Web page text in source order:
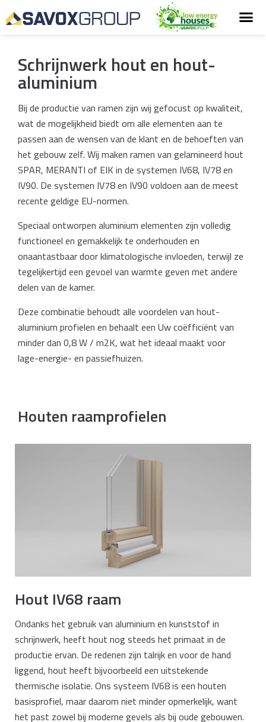
Schrijnwerk hout en hout-
aluminium
Bij de productie van ramen zijn wij gefocust op kwaliteit,
wat de mogelijkheid biedt om alle elementen aan te
passen aan de wensen van de klant en de behoeften van
het gebouw zelf. Wij maken ramen van gelamineerd hout
SPAR, MERANTI of EIK in de systemen IV68, IV78 en
IV90. De systemen IV78 en IV90 voldoen aan de meest
recente geldige EU-normen.
Speciaal ontworpen aluminium elementen zijn volledig
functioneel en gemakkelijk te onderhouden en
onaantastbaar door klimatologische invloeden, terwijl ze
tegelijkertijd een gevoel van warmte geven met andere
delen van de kamer.
Deze combinatie behoudt alle voordelen van hout-
aluminium profielen en behaalt een Uw coëfficiënt van
minder dan 0,8 W / m2K, wat het ideaal maakt voor
lage-energie- en passiefhuizen.
Houten raamprofielen
Hout IV68 raam
Ondanks het gebruik van aluminium en kunststof in
schrijnwerk, heeft hout nog steeds het primaat in de
productie ervan. De redenen zijn talrijk en voor de hand
liggend, hout heeft bijvoorbeeld een uitstekende
thermische isolatie. Ons systeem IV68 is een houten
basisprofiel, maar daarom niet minder opmerkelijk, want
het past zowel bij moderne gevels als bij oude gebouwen.